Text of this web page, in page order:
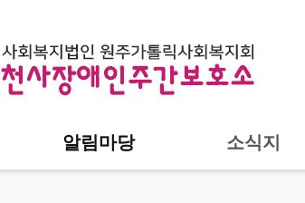
알림마당 소식지